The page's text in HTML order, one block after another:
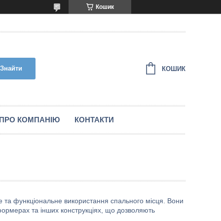
Кошик
Знайти КОШИК
КОМПАНІЮ КОНТАКТИ
та функціональне використання спального місця. Вони
та інших конструкціях, що дозволяють